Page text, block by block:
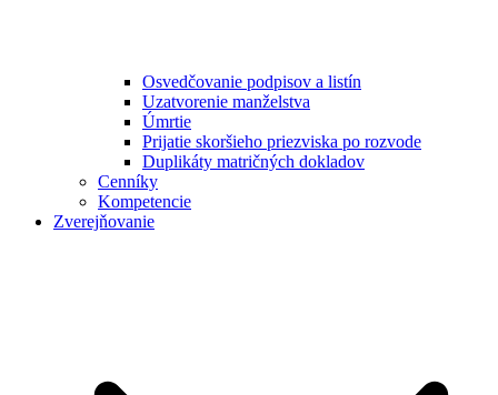
Osvedčovanie podpisov a listín
Uzatvorenie manželstva
Úmrtie
Prijatie skoršieho priezviska po rozvode
Duplikáty matričných dokladov
Cenníky
Kompetencie
Zverejňovanie